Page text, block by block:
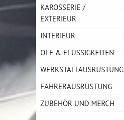
KAROSSERIE /
EXTERIEUR
INTERIEUR
ÖLE & FLÜSSIGKEITEN
WERKSTATTAUSRÜSTUNG
FAHRERAUSRÜSTUNG
ZUBEHÖR UND MERCH